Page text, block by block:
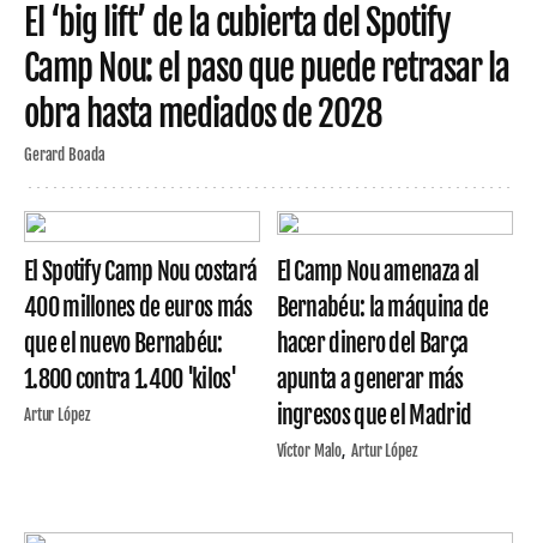
El ‘big lift’ de la cubierta del Spotify
Camp Nou: el paso que puede retrasar la
obra hasta mediados de 2028
Gerard Boada
El Spotify Camp Nou costará
400 millones de euros más
que el nuevo Bernabéu:
1.800 contra 1.400 'kilos'
Artur López
El Camp Nou amenaza al
Bernabéu: la máquina de
hacer dinero del Barça
apunta a generar más
ingresos que el Madrid
Víctor Malo Artur López